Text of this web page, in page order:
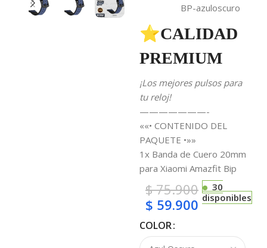
BP-azuloscuro
⭐CALIDAD
PREMIUM
¡Los mejores pulsos para
tu reloj!
———————-
««• CONTENIDO DEL
PAQUETE •»»
1x Banda de Cuero 20mm
para Xiaomi Amazfit Bip
$75.900
$ 59.900
30
disponibles
COLOR